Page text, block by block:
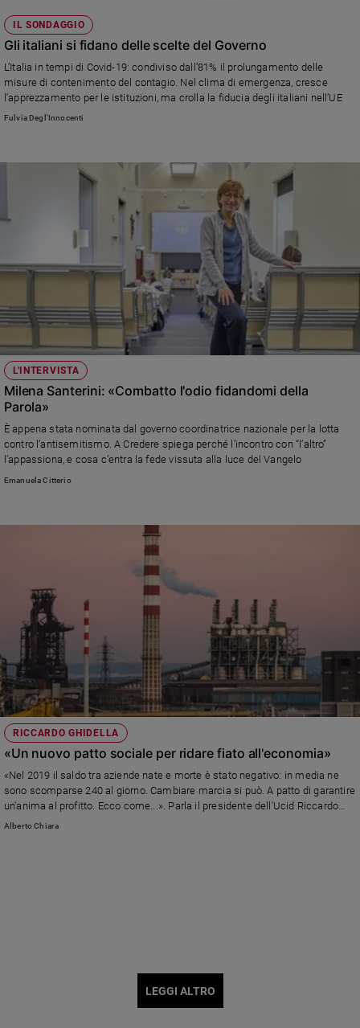
IL SONDAGGIO
Gli italiani si fidano delle scelte del Governo
L’Italia in tempi di Covid-19: condiviso dall’81% il prolungamento delle
misure di contenimento del contagio. Nel clima di emergenza, cresce
l’apprezzamento per le istituzioni, ma crolla la fiducia degli italiani nell’UE
Fulvia Degl'Innocenti
L'INTERVISTA
Milena Santerini: «Combatto l'odio fidandomi della
Parola»
È appena stata nominata dal governo coordinatrice nazionale per la lotta
contro l’antisemitismo. A Credere spiega perché l’incontro con “l’altro”
l’appassiona, e cosa c’entra la fede vissuta alla luce del Vangelo
Emanuela Citterio
RICCARDO GHIDELLA
«Un nuovo patto sociale per ridare fiato all'economia»
«Nel 2019 il saldo tra aziende nate e morte è stato negativo: in media ne
sono scomparse 240 al giorno. Cambiare marcia si può. A patto di garantire
un'anima al profitto. Ecco come...». Parla il presidente dell'Ucid Riccardo
Ghidella
Alberto Chiara
LEGGI ALTRO